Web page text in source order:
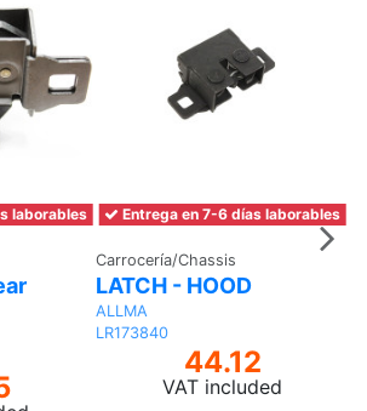
laborables Entrega en 7-6 días laborables
Carrocería/Chassis
LATCH - HOOD
ALLMA
LR173840
44.12
VAT included